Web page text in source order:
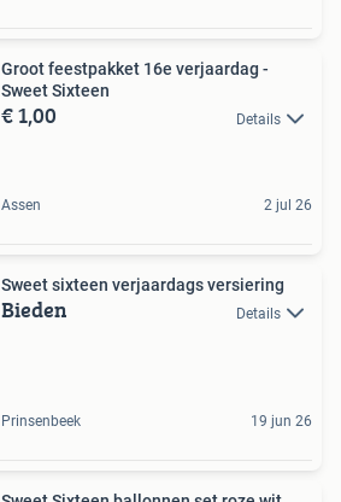
Groot feestpakket 16e verjaardag -
Sweet Sixteen
€ 1,00 Details
Assen 2 jul 26
Sweet sixteen verjaardags versiering
Bieden Details
Prinsenbeek 19 jun 26